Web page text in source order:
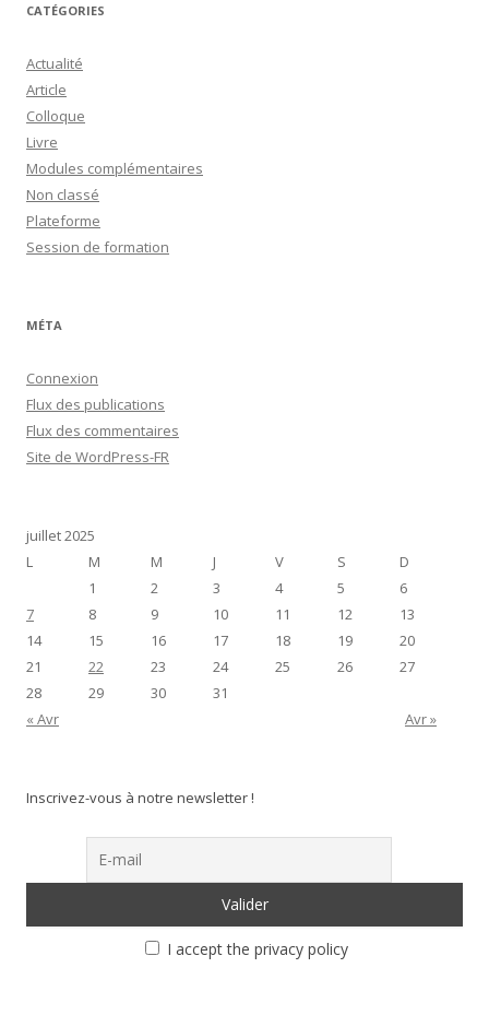
CATÉGORIES
Actualité
Article
Colloque
Livre
Modules complémentaires
Non classé
Plateforme
Session de formation
MÉTA
Connexion
Flux des publications
Flux des commentaires
Site de WordPress-FR
juillet 2025
L
M M J V S
D
1
2 3 4 5
6
7
8 9 10 11 12
13
14
15 16 17 18 19
20
21
22 23 24 25 26
27
28
29 30
31
« Avr
Avr »
Inscrivez-vous à notre newsletter !
I accept the privacy policy